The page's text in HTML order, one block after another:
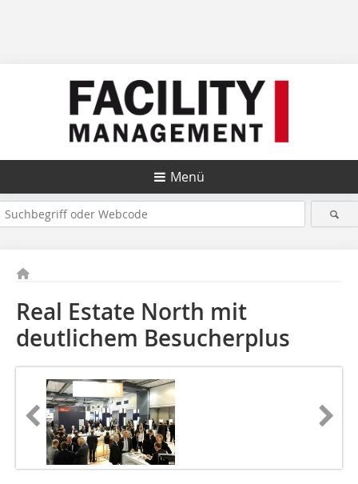
Menü
Real Estate North mit
deutlichem Besucherplus